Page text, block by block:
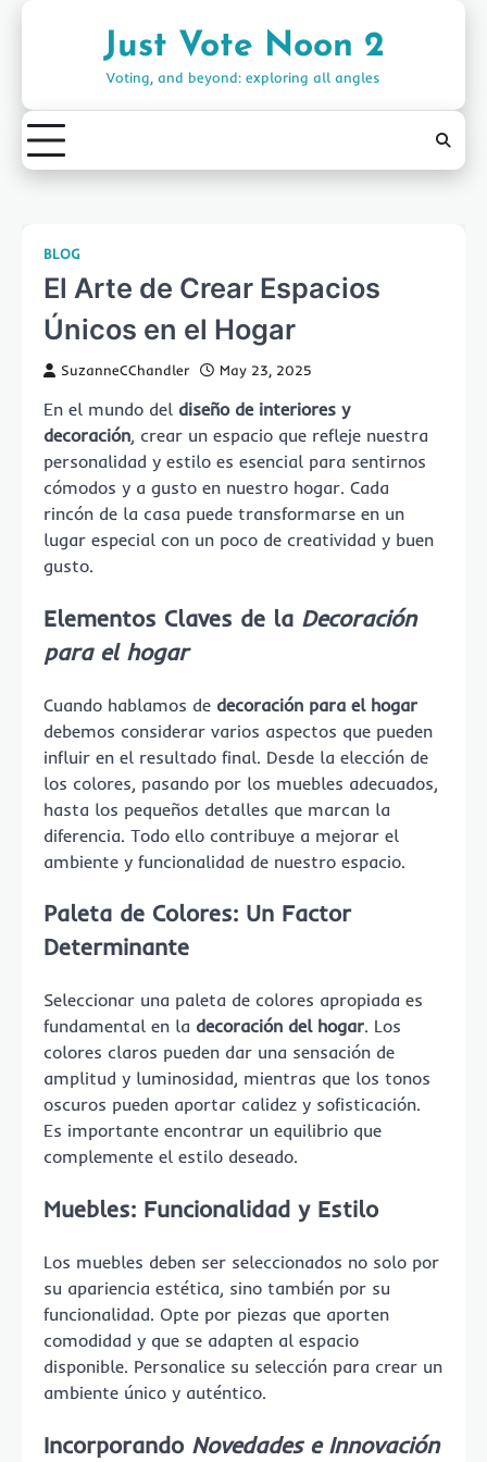
Just Vote Noon 2
Voting, and beyond: exploring all angles
BLOG
El Arte de Crear Espacios
Únicos en el Hogar
SuzanneCChandler May 23, 2025
En el mundo del diseño de interiores y
decoración, crear un espacio que refleje nuestra
personalidad y estilo es esencial para sentirnos
cómodos y a gusto en nuestro hogar. Cada
rincón de la casa puede transformarse en un
lugar especial con un poco de creatividad y buen
gusto.
Elementos Claves de la Decoración
para el hogar
Cuando hablamos de decoración para el hogar
debemos considerar varios aspectos que pueden
influir en el resultado final. Desde la elección de
los colores, pasando por los muebles adecuados,
hasta los pequeños detalles que marcan la
diferencia. Todo ello contribuye a mejorar el
ambiente y funcionalidad de nuestro espacio.
Paleta de Colores: Un Factor
Determinante
Seleccionar una paleta de colores apropiada es
fundamental en la decoración del hogar. Los
colores claros pueden dar una sensación de
amplitud y luminosidad, mientras que los tonos
oscuros pueden aportar calidez y sofisticación.
Es importante encontrar un equilibrio que
complemente el estilo deseado.
Muebles: Funcionalidad y Estilo
Los muebles deben ser seleccionados no solo por
su apariencia estética, sino también por su
funcionalidad. Opte por piezas que aporten
comodidad y que se adapten al espacio
disponible. Personalice su selección para crear un
ambiente único y auténtico.
Incorporando Novedades e Innovación